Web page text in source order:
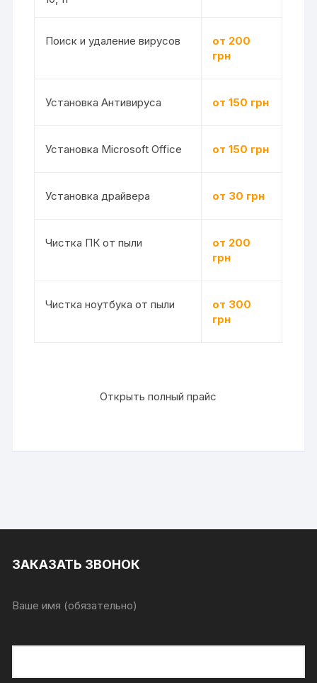
Поиск и удаление вирусов
от 200
грн
Установка Антивируса от 150 грн
Установка Microsoft Office от 150 грн
Установка драйвера от 30 грн
Чистка ПК от пыли
от 200
грн
Чистка ноутбука от пыли
от 300
грн
Открыть полный прайс
ЗАКАЗАТЬ ЗВОНОК
Ваше имя (обязательно)